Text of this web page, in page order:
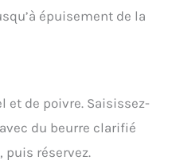
épuisement de la
et de poivre. Saisissez-
du beurre clarifié
puis réservez.